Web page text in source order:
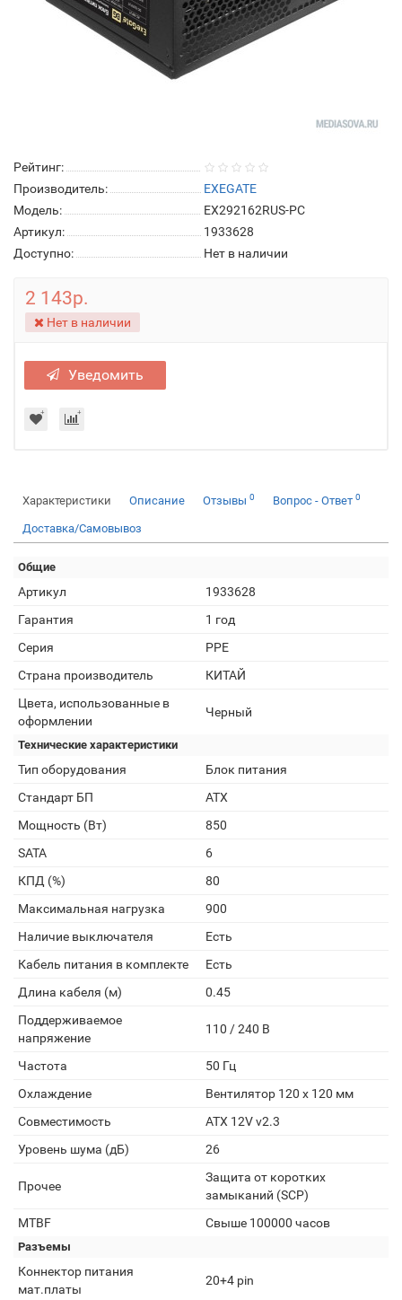
Рейтинг:
Производитель:
EXEGATE
Модель:
EX292162RUS-PC
Артикул:
1933628
Доступно:
Нет в наличии
2 143р.
Нет в наличии
Уведомить
Характеристики Описание Отзывы 0 Вопрос - Ответ 0
Доставка/Самовывоз
Общие
Артикул
1933628
Гарантия
1 год
Серия
PPE
Страна производитель
КИТАЙ
Цвета, использованные в
оформлении
Черный
Технические характеристики
Тип оборудования
Блок питания
Стандарт БП
ATX
Мощность (Вт)
850
SATA
6
КПД (%)
80
Максимальная нагрузка
900
Наличие выключателя
Есть
Кабель питания в комплекте
Есть
Длина кабеля (м)
0.45
Поддерживаемое
напряжение
110 / 240 В
Частота
50 Гц
Охлаждение
Вентилятор 120 x 120 мм
Совместимость
ATX 12V v2.3
Уровень шума (дБ)
26
Прочее
Защита от коротких
замыканий (SCP)
MTBF
Свыше 100000 часов
Разъемы
Коннектор питания
мат.платы
20+4 pin